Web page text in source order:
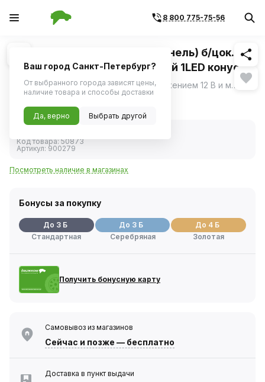
8 800 775-75-56
1/1 Похожие
(W1,2W / W2*4,6d) T5 зеленый 1LED конус
(YADA)
Светодиод от YADA с рабочим напряжением 12 В и мощностью 1,2 Вт предназначен для использования на приборных панелях автомобилей. ещё
Код товара:50873
Артикул: 900279
Посмотреть наличие в магазинах
Бонусы за покупку
До 3 Б
Стандартная
До 3 Б
Серебряная
До 4 Б
Золотая
Получить бонусную карту
Самовывоз из магазинов
Сейчас и позже — бесплатно
Доставка в пункт выдачи
Ваш город Санкт-Петербург?
От выбранного города зависят цены,
наличие товара и способы доставки
Да, верно Выбрать другой